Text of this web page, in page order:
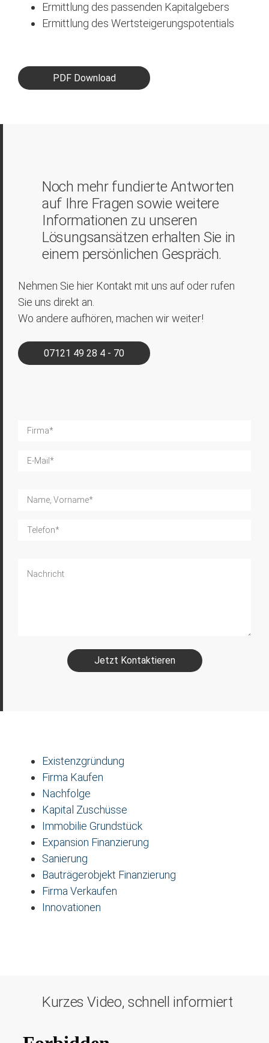
Ermittlung des passenden Kapitalgebers
Ermittlung des Wertsteigerungspotentials
PDF Download
Noch mehr fundierte Antworten
auf Ihre Fragen sowie weitere
Informationen zu unseren
Lösungsansätzen erhalten Sie in
einem persönlichen Gespräch.
Nehmen Sie hier Kontakt mit uns auf oder rufen
Sie uns direkt an.
Wo andere aufhören, machen wir weiter!
07121 49 28 4 - 70
Jetzt Kontaktieren
Existenzgründung
Firma Kaufen
Nachfolge
Kapital Zuschüsse
Immobilie Grundstück
Expansion Finanzierung
Sanierung
Bauträgerobjekt Finanzierung
Firma Verkaufen
Innovationen
Kurzes Video, schnell informiert